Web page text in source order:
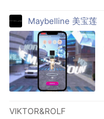
Maybelline 美宝莲
VIKTOR&ROLF